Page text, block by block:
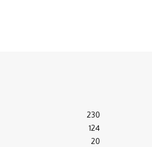
230
124
20